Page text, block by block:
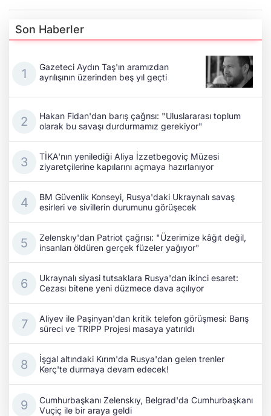
Son Haberler
Gazeteci Aydın Taş'ın aramızdan
ayrılışının üzerinden beş yıl geçti
Hakan Fidan'dan barış çağrısı: "Uluslararası toplum
olarak bu savaşı durdurmamız gerekiyor"
TİKA'nın yenilediği Aliya İzzetbegoviç Müzesi
ziyaretçilerine kapılarını açmaya hazırlanıyor
BM Güvenlik Konseyi, Rusya'daki Ukraynalı savaş
esirleri ve sivillerin durumunu görüşecek
Zelenskıy'dan Patriot çağrısı: "Üzerimize kâğıt değil,
insanları öldüren gerçek füzeler yağıyor"
Ukraynalı siyasi tutsaklara Rusya'dan ikinci esaret:
Cezası bitene yeni düzmece dava açılıyor
Aliyev ile Paşinyan'dan kritik telefon görüşmesi: Barış
süreci ve TRIPP Projesi masaya yatırıldı
İşgal altındaki Kırım'da Rusya'dan gelen trenler
Kerç'te durmaya devam edecek!
Cumhurbaşkanı Zelenskıy, Belgrad'da Cumhurbaşkanı
Vuçiç ile bir araya geldi